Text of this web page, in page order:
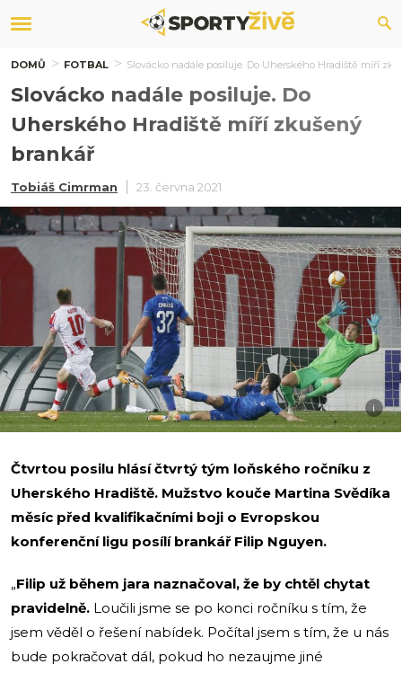
DOMŮ FOTBAL Slovácko nadále posiluje. Do Uherského Hradiště míří
Slovácko nadále posiluje. Do
Uherského Hradiště míří zkušený
brankář
Tobiáš Cimrman 23. června 2021
i
Čtvrtou posilu hlásí čtvrtý tým loňského ročníku z
Uherského Hradiště. Mužstvo kouče Martina Svědíka
měsíc před kvalifikačními boji o Evropskou
konferenční ligu posílí brankář Filip Nguyen.
„Filip už během jara naznačoval, že by chtěl chytat
pravidelně. Loučili jsme se po konci ročníku s tím, že
jsem věděl o řešení nabídek. Počítal jsem s tím, že u nás
bude pokračovat dál, pokud ho nezaujme jiné